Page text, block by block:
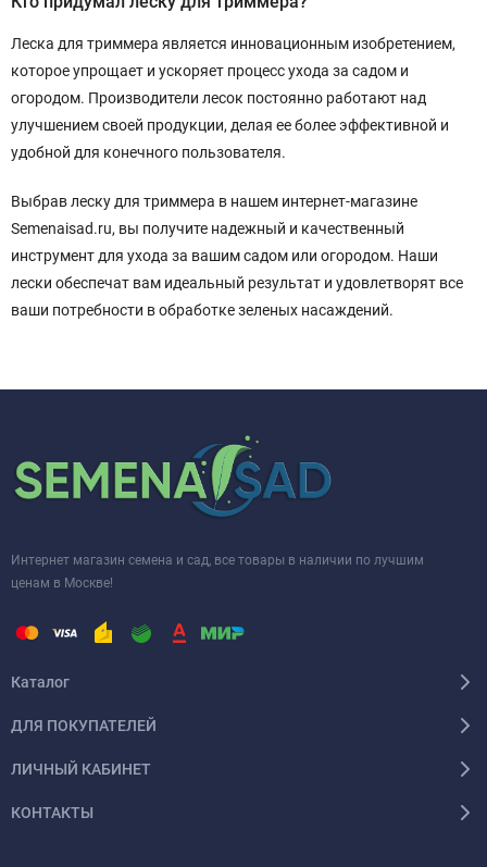
Леска для триммера является инновационным изобретением,
которое упрощает и ускоряет процесс ухода за садом и
огородом. Производители лесок постоянно работают над
улучшением своей продукции, делая ее более эффективной и
удобной для конечного пользователя.
Выбрав леску для триммера в нашем интернет-магазине
Semenaisad.ru, вы получите надежный и качественный
инструмент для ухода за вашим садом или огородом. Наши
лески обеспечат вам идеальный результат и удовлетворят все
ваши потребности в обработке зеленых насаждений.
Интернет магазин семена и сад, все товары в наличии по лучшим
ценам в Москве!
Каталог
ДЛЯ ПОКУПАТЕЛЕЙ
ЛИЧНЫЙ КАБИНЕТ
КОНТАКТЫ